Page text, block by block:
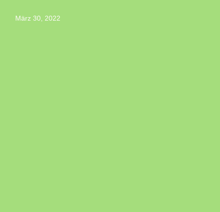
März 30, 2022